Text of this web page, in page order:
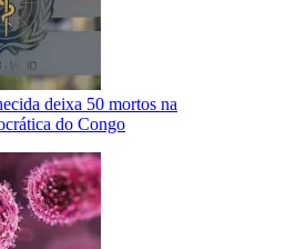
deixa 50 mortos na
do Congo